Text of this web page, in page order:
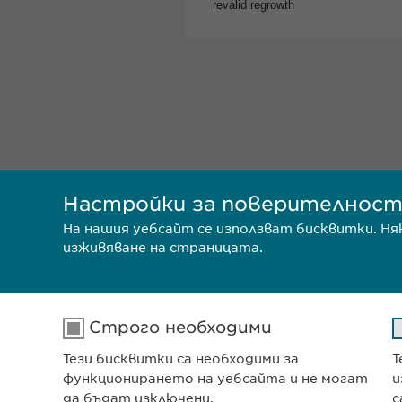
ул. „8-
Настройки за поверителност
На нашия уебсайт се използват бисквитки.
изживяване на страницата.
Строго необходими
Тези бисквитки са необходими за
функционирането на уебсайта и не могат
да бъдат изключени.